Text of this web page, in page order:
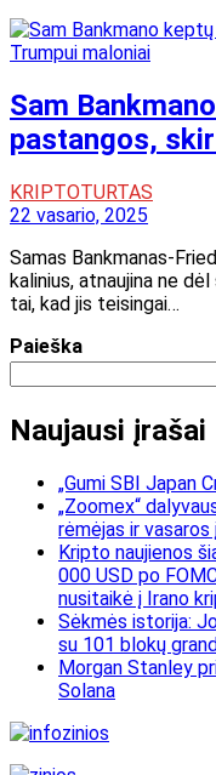
Sam
pastangos,
KRIPTOTURTAS
22 vasario, 2025
Samas Bankmanas-
kalinius, atnaujina ne
tai, kad jis teisingai…
Paieška
Naujausi įrašai
„Gumi SBI Japan
„Zoomex“
rėmėjas ir
Kripto naujienos
000 USD po
nusitaikė į Irano
Sėkmės istorija:
su 101 blokų
Morgan Stanley
Solana